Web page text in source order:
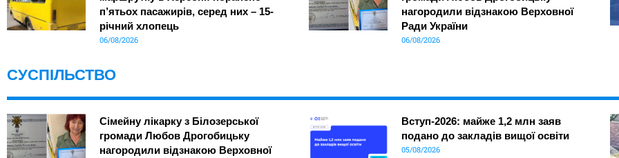
п’ятьох пасажирів, серед них – 15-
річний хлопець
06/08/2026
нагородили відзнакою Верховної
Ради України
06/08/2026
СУСПІЛЬСТВО
Сімейну лікарку з Білозерської
громади Любов Дрогобицьку
нагородили відзнакою Верховної
Вступ-2026: майже 1,2 млн заяв
подано до закладів вищої освіти
05/08/2026